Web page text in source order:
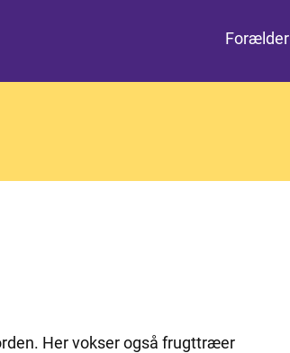
Forælder
Her vokser også frugttræer